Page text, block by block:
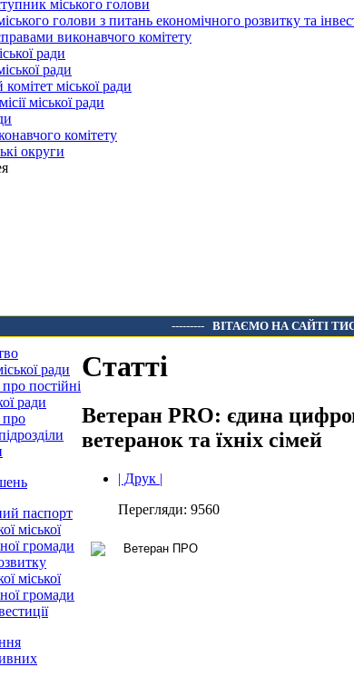
міського голови
голови з питань економічного розвитку та
виконавчого комітету
ради
ради
міської ради
міської ради
комітету
округи
--------- ВІТАЄМО НА САЙТІ
ради
постійні
ради
паспорт
міської
громади
міської
громади
Статті
Ветеран PRO: єдина
ветеранок та їхніх сімей
| Друк |
Перегляди: 9560